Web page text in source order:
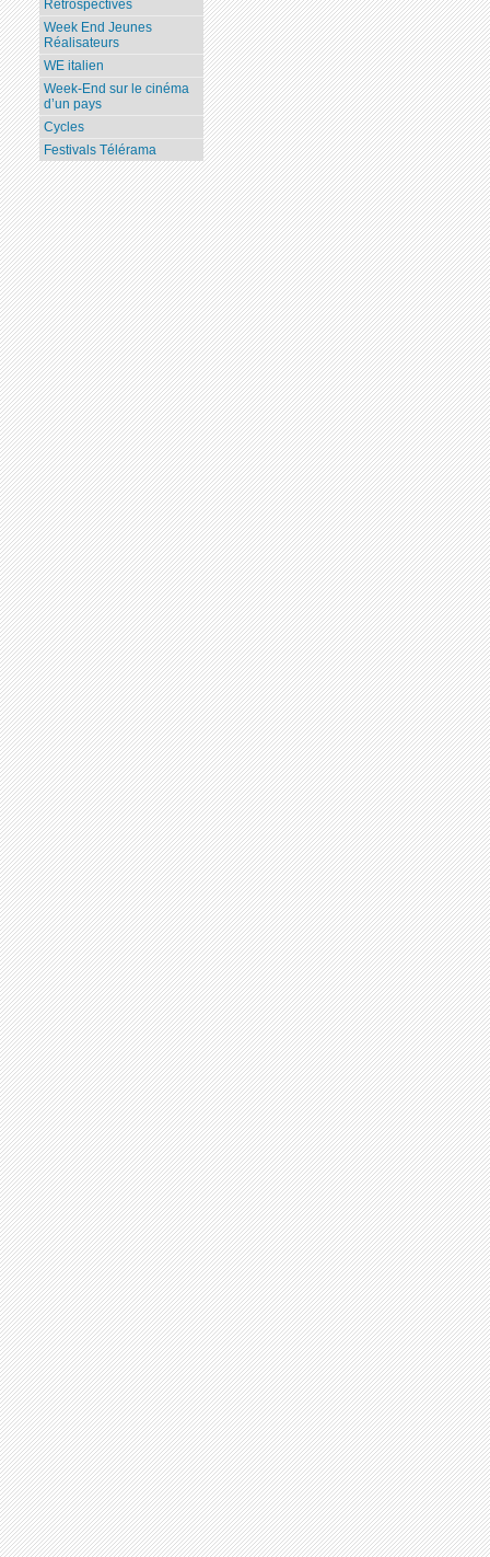
Rétrospectives
Week End Jeunes
Réalisateurs
WE italien
Week-End sur le cinéma
d’un pays
Cycles
Festivals Télérama